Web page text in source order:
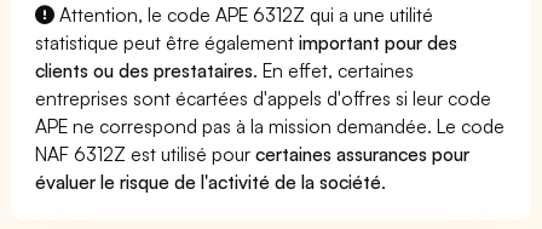
Attention, le code APE 6312Z qui a une utilité
statistique peut être égalementimportant pour des
clients ou des prestataires. En effet, certaines
entreprises sont écartées d'appels d'offres si leur code
APE ne correspond pas à la mission demandée. Le code
NAF 6312Z est utilisé pourcertaines assurances pour
évaluer le risque de l'activité de la société.